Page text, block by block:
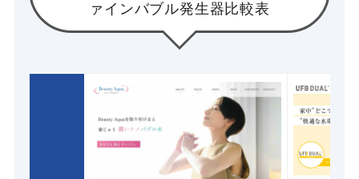
ァインバブル発生器比較表